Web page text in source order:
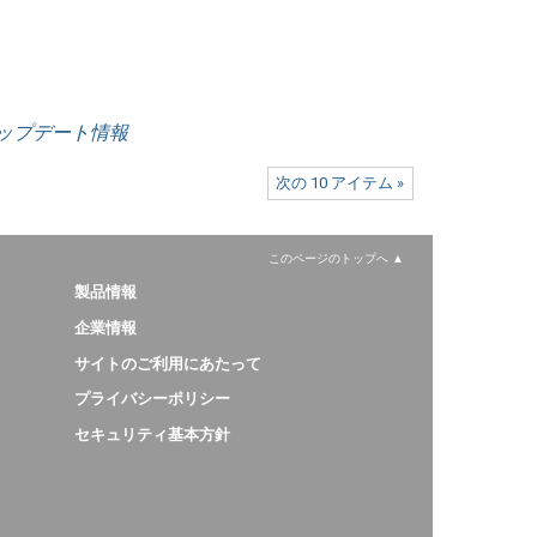
プデート情報
次の 10 アイテム »
このページのトップへ
製品情報
企業情報
サイトのご利用にあたって
プライバシーポリシー
セキュリティ基本方針